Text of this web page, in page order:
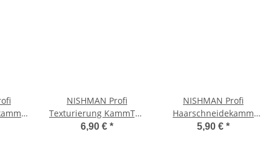
NISHMAN Profi
Texturierung KammTyp
042
6,90 € *
NISHMAN Profi
Haarschneidekamm
Typ 121
5,90 € *